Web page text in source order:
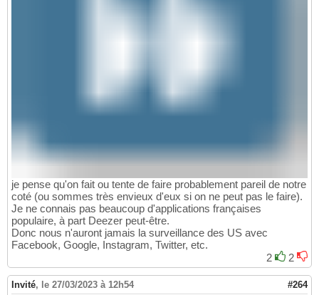
je pense qu'on fait ou tente de faire probablement pareil de notre
coté (ou sommes très envieux d'eux si on ne peut pas le faire).
Je ne connais pas beaucoup d'applications françaises
populaire, à part Deezer peut-être.
Donc nous n'auront jamais la surveillance des US avec
Facebook, Google, Instagram, Twitter, etc.
2
2
Invité, le 27/03/2023 à 12h54 #264